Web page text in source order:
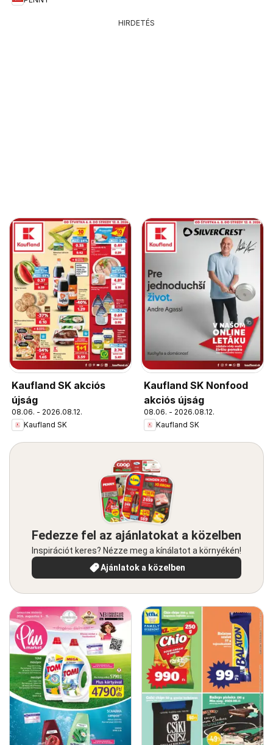
HIRDETÉS
Kaufland SK akciós
újság
08.06. - 2026.08.12.
Kaufland SK
Kaufland SK Nonfood
akciós újság
08.06. - 2026.08.12.
Kaufland SK
Fedezze fel az ajánlatokat a közelben
Inspirációt keres? Nézze meg a kínálatot a környékén!
Ajánlatok a közelben